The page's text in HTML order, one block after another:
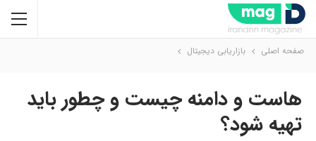
صفحه اصلی بازاریابی دیجیتال
هاست و دامنه چیست و چطور باید
تهیه شود؟